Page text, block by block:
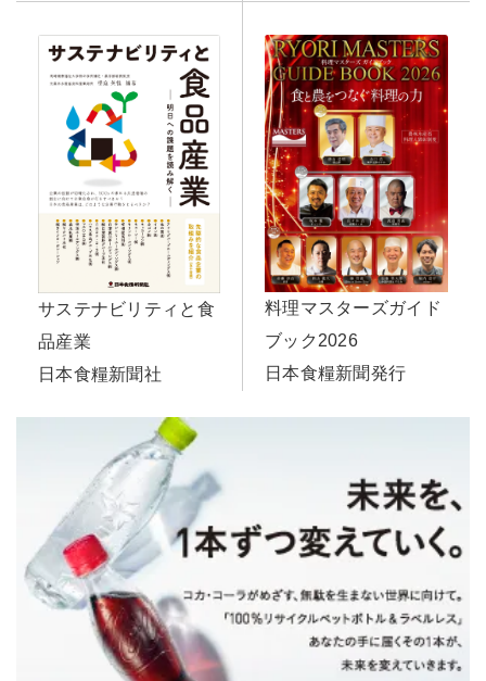
サステナビリティと食
品産業
日本食糧新聞社
料理マスターズガイド
ブック2026
日本食糧新聞発行